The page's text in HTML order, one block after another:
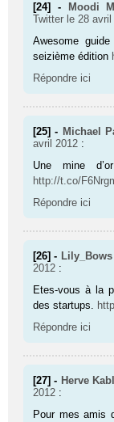
[24] - Moodi
Twitter le 28
Awesome
seizième édition
Répondre ici
[25] - Michael
avril 2012 :
Une mine
http://t.co/
Répondre ici
[26] -
2012 :
Etes-vous à la
des startups.
Répondre ici
[27] - Herve
2012 :
Pour mes amis